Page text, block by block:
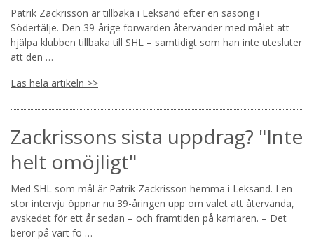
Patrik Zackrisson är tillbaka i Leksand efter en säsong i
Södertälje. Den 39-årige forwarden återvänder med målet att
hjälpa klubben tillbaka till SHL – samtidigt som han inte utesluter
att den …
Läs hela artikeln >>
Zackrissons sista uppdrag? "Inte
helt omöjligt"
Med SHL som mål är Patrik Zackrisson hemma i Leksand. I en
stor intervju öppnar nu 39-åringen upp om valet att återvända,
avskedet för ett år sedan – och framtiden på karriären. – Det
beror på vart fö …